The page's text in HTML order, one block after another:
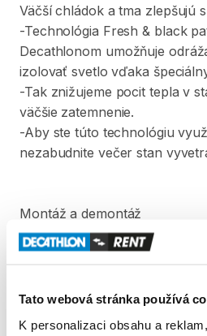
Tato webová stránka používá
K personalizaci obsahu a
Väčší chládok a tma zlepšujú
-Technológia Fresh & black
Decathlonom umožňuje
izolovať svetlo vďaka
-Tak znižujeme pocit tepla v
väčšie zatemnenie.
-Aby ste túto technológiu
nezabudnite večer stan
Montáž a demontáž
Nafukovacia konštrukcia
vonkajším plášťom.
Comfort s tlakomerom.